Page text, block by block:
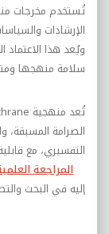
تُستخدم مخرجات
الإرشادات
ويُعد هذا
سلامة منهجها
تُعد منهجية
الصرامة المسبقة،
التفسيري، مع
المراجعة
إليه في البحث